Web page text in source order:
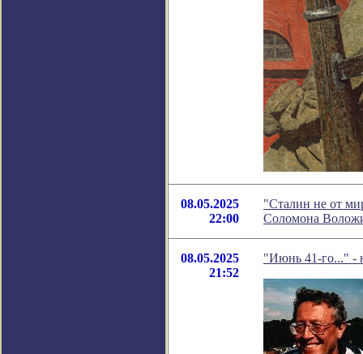
08.05.2025
22:00
"Сталин не от
Соломона
08.05.2025
21:52
"Июнь 41-го..." -